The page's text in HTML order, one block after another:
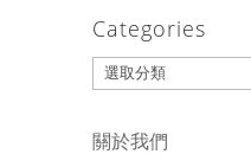
Categories
Categories
關於我們